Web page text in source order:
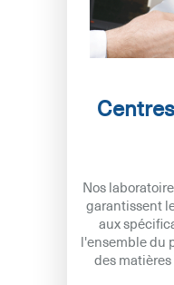
Nos
garantissent
aux
l'ensemble du
des